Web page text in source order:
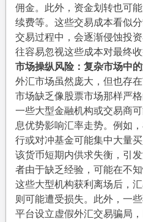
佣金。此外，资金划转也可
续费等。这些交易成本看似
交易过程中，会逐渐侵蚀投
往容易忽视这些成本对最终收
市场操纵风险：复杂市场中
外汇市场虽然庞大，但也存
市场缺乏像股票市场那样严
一些大型金融机构或交易商
息优势影响汇率走势。例如
行或对冲基金可能集中大量
该货币短期内供求失衡，引
者由于缺乏经验，可能在不
这些大型机构获利离场后，
则可能遭受损失。此外，一
平台设立虚假外汇交易骗局